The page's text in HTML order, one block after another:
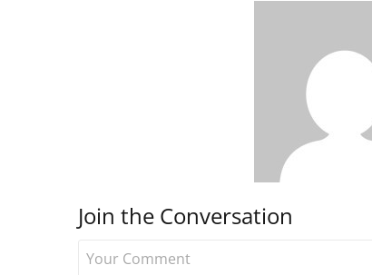
Join the Conversation